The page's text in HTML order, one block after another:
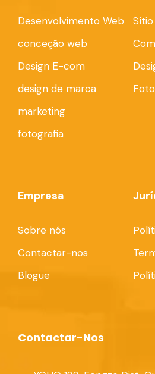
Desenvolvimento Web
conceção web
Design E-com
design de marca
marketing
fotografia
Empresa
Sobre nós
Contactar-nos
Blogue
Contactar-Nos